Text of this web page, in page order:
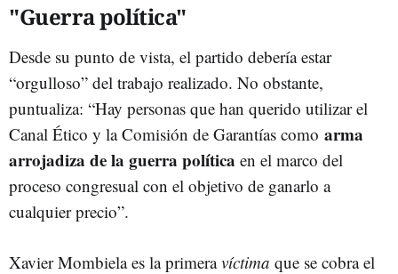
"Guerra política"
Desde su punto de vista, el partido debería estar
“orgulloso” del trabajo realizado. No obstante,
puntualiza: “Hay personas que han querido utilizar el
Canal Ético y la Comisión de Garantías como arma
arrojadiza de la guerra política en el marco del
proceso congresual con el objetivo de ganarlo a
cualquier precio”.
Xavier Mombiela es la primeravíctima que se cobra el